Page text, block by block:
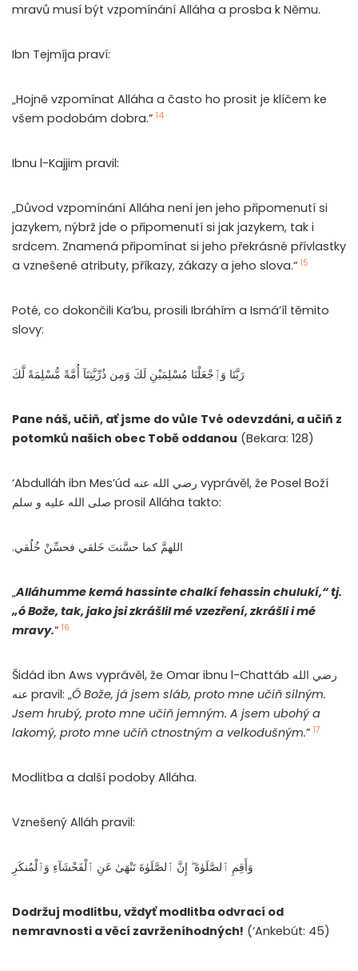
mravů musí být vzpomínání Alláha a prosba k Němu.
Ibn Tejmíja praví:
„Hojně vzpomínat Alláha a často ho prosit je klíčem ke
všem podobám dobra.” 14
Ibnu l-Kajjim pravil:
„Důvod vzpomínání Alláha není jen jeho připomenutí si
jazykem, nýbrž jde o připomenutí si jak jazykem, tak i
srdcem. Znamená připomínat si jeho překrásné přívlastky
a vznešené atributy, příkazy, zákazy a jeho slova.“ 15
Poté, co dokončili Ka’bu, prosili Ibráhím a Ismá’íl těmito
slovy:
رَبَّنَا وَٱجْعَلْنَا مُسْلِمَيْنِ لَكَ وَمِن ذُرِّيَّتِنَآ أُمَّةً مُّسْلِمَةً لَّكَ
Pane náš, učiň, ať jsme do vůle Tvé odevzdáni, a učiň z
potomků našich obec Tobě oddanou (Bekara: 128)
‘Abdulláh ibn Mes’úd رضي الله عنه vyprávěl, že Posel Boží
صلى الله عليه و سلم prosil Alláha takto:
.اللهمَّ كما حسَّنتَ خَلقي فحسِّنْ خُلُقي
„Alláhumme kemá hassinte chalkí fehassin chulukí,“tj.
„ó Bože, tak, jako jsi zkrášlil mé vzezření, zkrášli i mé
mravy.“ 16
Šidád ibn Aws vyprávěl, že Omar ibnu l-Chattáb رضي الله
عنه pravil: „Ó Bože, já jsem sláb, proto mne učiň silným.
Jsem hrubý, proto mne učiň jemným. A jsem ubohý a
lakomý, proto mne učiň ctnostným a velkodušným.” 17
Modlitba a další podoby Alláha.
Vznešený Alláh pravil:
وَأَقِمِ ٱلصَّلَوٰةَ ۖ إِنَّ ٱلصَّلَوٰةَ تَنْهَىٰ عَنِ ٱلْفَحْشَآءِ وَٱلْمُنكَرِ
Dodržuj modlitbu, vždyť modlitba odvrací od
nemravnosti a věcí zavrženíhodných! (‘Ankebút: 45)